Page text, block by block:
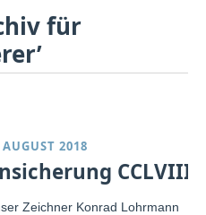
für
2018
CCLVIII
Zeichner Konrad Lohrmann